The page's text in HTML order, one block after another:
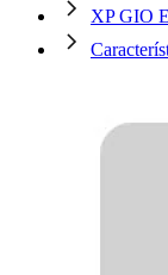
XP GIO